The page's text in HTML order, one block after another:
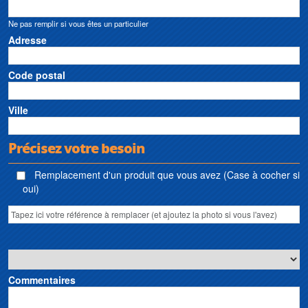
Ne pas remplir si vous êtes un particulier
Adresse
Code postal
Ville
Précisez votre besoin
Remplacement d'un produit que vous avez (Case à cocher si
oui)
Commentaires